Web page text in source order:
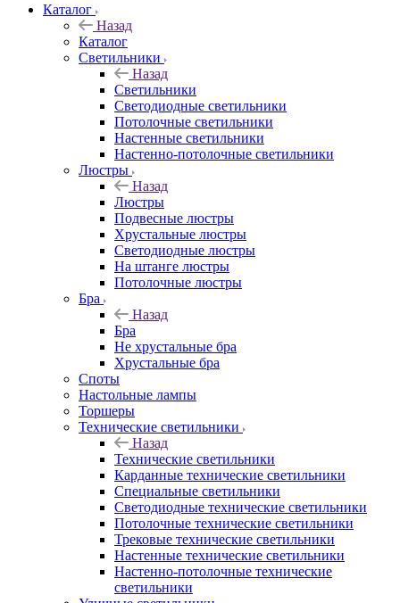
Каталог
Назад
Каталог
Светильники
Назад
Светильники
Светодиодные светильники
Потолочные светильники
Настенные светильники
Настенно-потолочные светильники
Люстры
Назад
Люстры
Подвесные люстры
Хрустальные люстры
Светодиодные люстры
На штанге люстры
Потолочные люстры
Бра
Назад
Бра
Не хрустальные бра
Хрустальные бра
Споты
Настольные лампы
Торшеры
Технические светильники
Назад
Технические светильники
Карданные технические светильники
Специальные светильники
Светодиодные технические светильники
Потолочные технические светильники
Трековые технические светильники
Настенные технические светильники
Настенно-потолочные технические
светильники